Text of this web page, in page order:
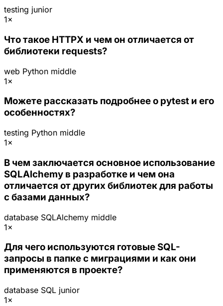
testing junior
1×
Что такое HTTPX и чем он отличается от
библиотеки requests?
web Python middle
1×
Можете рассказать подробнее о pytest и его
особенностях?
testing Python middle
1×
В чем заключается основное использование
SQLAlchemy в разработке и чем она
отличается от других библиотек для работы
с базами данных?
database SQLAlchemy middle
1×
Для чего используются готовые SQL-
запросы в папке с миграциями и как они
применяются в проекте?
database SQL junior
1×